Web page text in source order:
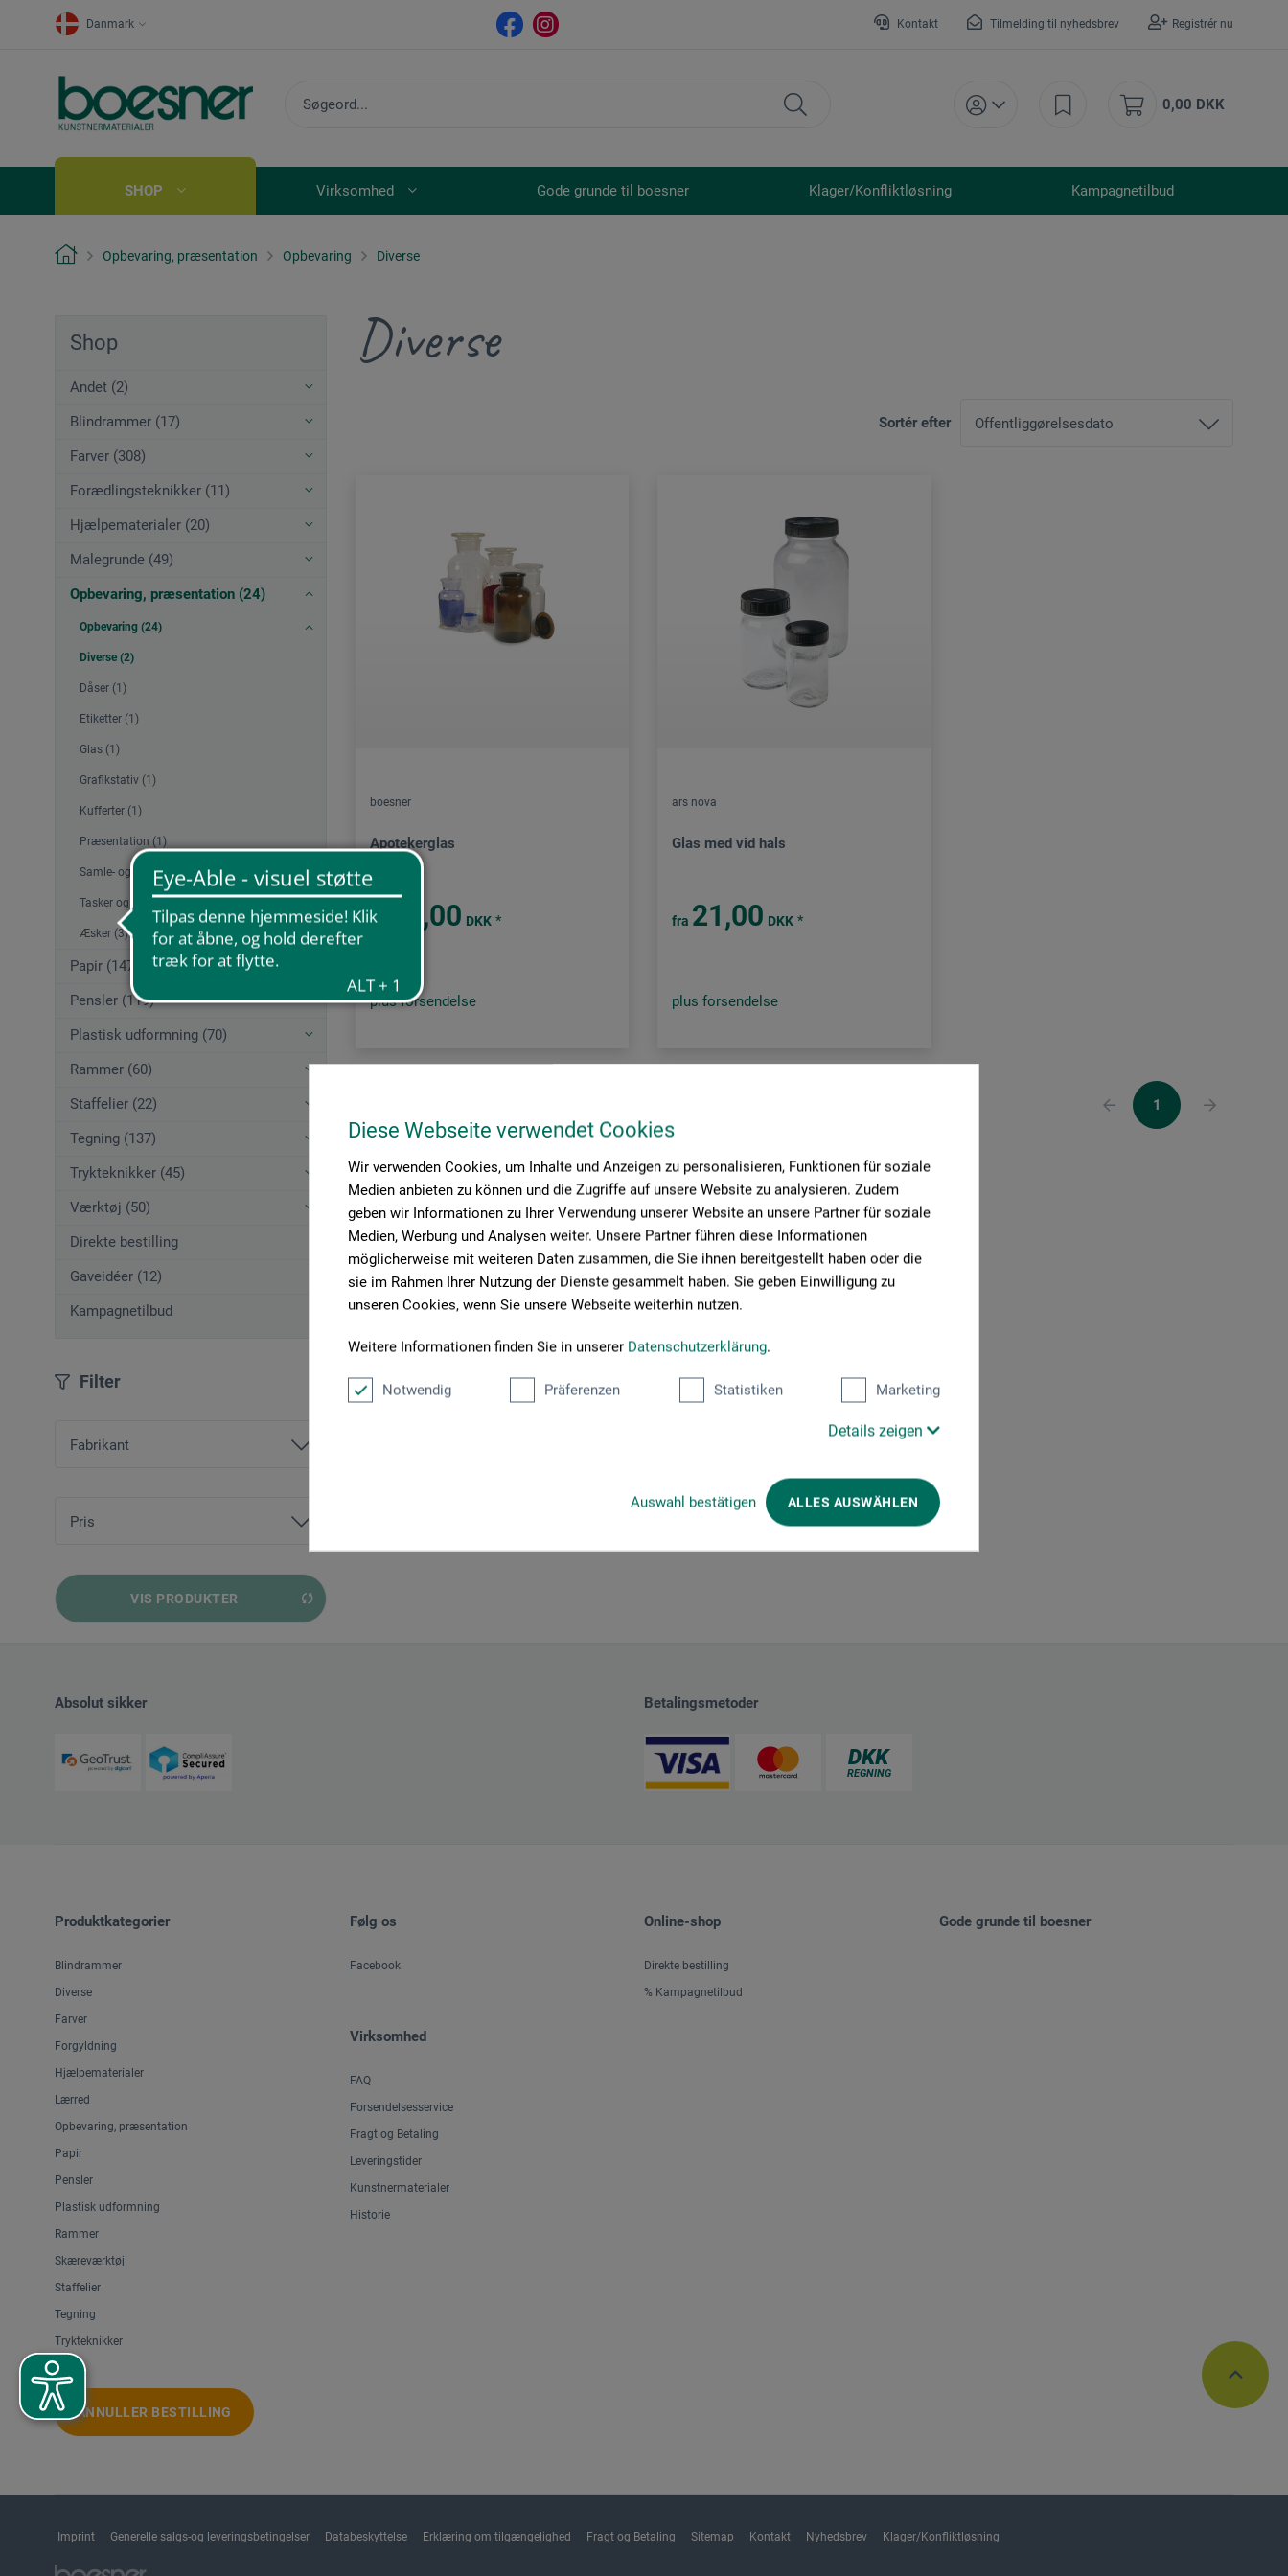
Diese Webseite verwendet Cookies
Wir verwenden Cookies, um Inhalte und Anzeigen zu personalisieren, Funktionen für soziale
Medien anbieten zu können und die Zugriffe auf unsere Website zu analysieren. Zudem
geben wir Informationen zu Ihrer Verwendung unserer Website an unsere Partner für soziale
Medien, Werbung und Analysen weiter. Unsere Partner führen diese Informationen
möglicherweise mit weiteren Daten zusammen, die Sie ihnen bereitgestellt haben oder die
sie im Rahmen Ihrer Nutzung der Dienste gesammelt haben. Sie geben Einwilligung zu
unseren Cookies, wenn Sie unsere Webseite weiterhin nutzen.
Weitere Informationen finden Sie in unserer Datenschutzerklärung.
Notwendig Präferenzen Statistiken Marketing
Details zeigen
Auswahl bestätigen ALLES AUSWÄHLEN
Danmark Kontakt Tilmelding til nyhedsbrev Registrér nu
0,00 DKK
SHOP Virksomhed Gode grunde til boesner Klager/Konfliktløsning Kampagnetilbud
Opbevaring, præsentation Opbevaring Diverse
Shop
Andet (2)
Blindrammer (17)
Farver (308)
Forædlingsteknikker (11)
Hjælpematerialer (20)
Malegrunde (49)
Opbevaring, præsentation (24)
Opbevaring (24)
Diverse (2)
Dåser (1)
Etiketter (1)
Glas (1)
Grafikstativ (1)
Kufferter (1)
Præsentation (1)
Samle- og præsentationsmapper (9)
Tasker og transporttilbehør (4)
Æsker (3)
Papir (147)
Pensler (119)
Plastisk udformning (70)
Rammer (60)
Staffelier (22)
Tegning (137)
Trykteknikker (45)
Værktøj (50)
Direkte bestilling
Gaveidéer (12)
Kampagnetilbud
Filter
Fabrikant
Pris
VIS PRODUKTER
Diverse
Sortér efter
boesner
Apotekerglas
fra 29,00 DKK *
plus forsendelse
ars nova
Glas med vid hals
fra 21,00 DKK *
plus forsendelse
1
Absolut sikker Betalingsmetoder
Produktkategorier
Blindrammer
Diverse
Farver
Forgyldning
Hjælpematerialer
Lærred
Opbevaring, præsentation
Papir
Pensler
Plastisk udformning
Rammer
Skæreværktøj
Staffelier
Tegning
Trykteknikker
ANNULLER BESTILLING
Følg os
Facebook
Virksomhed
FAQ
Forsendelsesservice
Fragt og Betaling
Leveringstider
Kunstnermaterialer
Historie
Online-shop
Direkte bestilling
% Kampagnetilbud
Gode grunde til boesner
Imprint Generelle salgs-og leveringsbetingelser Databeskyttelse Erklæring om tilgængelighed Fragt og Betaling Sitemap Kontakt Nyhedsbrev Klager/Konfliktløsning